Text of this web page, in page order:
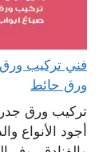
ورق حائط
تركيب ورق
أجود الأنواع